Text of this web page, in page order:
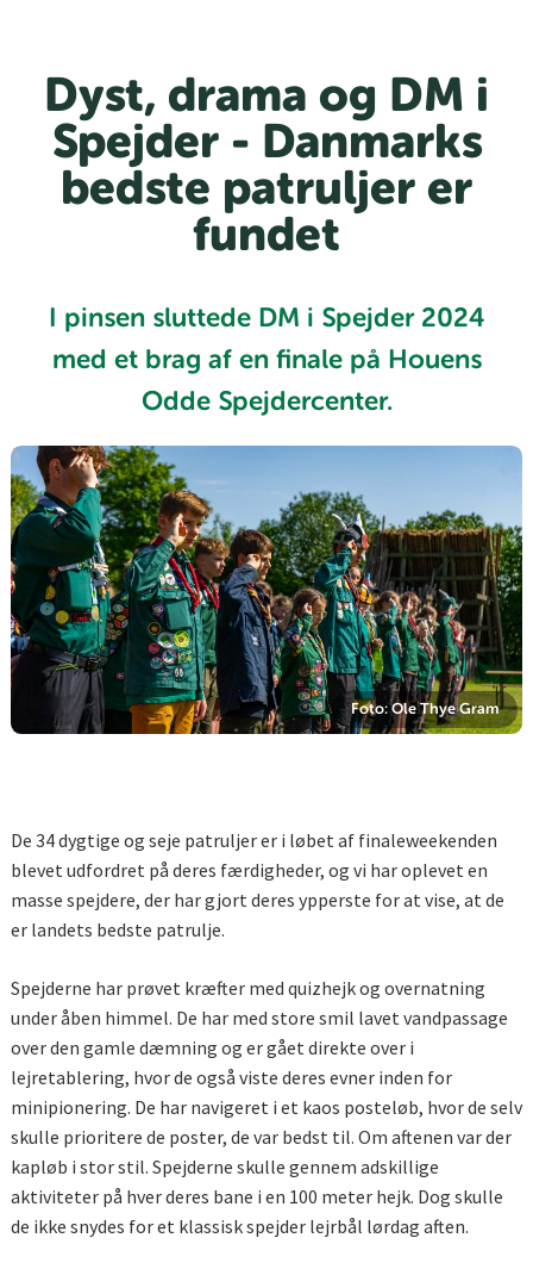
Dyst, drama og DM i
Spejder - Danmarks
bedste patruljer er
fundet
I pinsen sluttede DM i Spejder 2024
med et brag af en finale på Houens
Odde Spejdercenter.
Foto: Ole Thye Gram
De 34 dygtige og seje patruljer er i løbet af finaleweekenden
blevet udfordret på deres færdigheder, og vi har oplevet en
masse spejdere, der har gjort deres ypperste for at vise, at de
er landets bedste patrulje.
Spejderne har prøvet kræfter med quizhejk og overnatning
under åben himmel. De har med store smil lavet vandpassage
over den gamle dæmning og er gået direkte over i
lejretablering, hvor de også viste deres evner inden for
minipionering. De har navigeret i et kaos posteløb, hvor de selv
skulle prioritere de poster, de var bedst til. Om aftenen var der
kapløb i stor stil. Spejderne skulle gennem adskillige
aktiviteter på hver deres bane i en 100 meter hejk. Dog skulle
de ikke snydes for et klassisk spejder lejrbål lørdag aften.